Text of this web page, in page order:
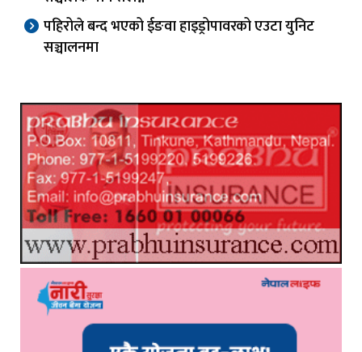
पहिरोले बन्द भएको ईङवा हाइड्रोपावरको एउटा युनिट
सञ्चालनमा